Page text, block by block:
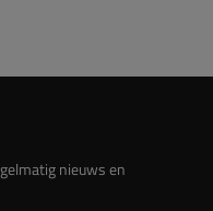
nieuws en